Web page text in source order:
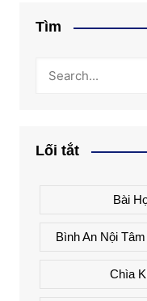
Tìm
Lối tắt
Bài
Bình An Nội Tâm
Chìa